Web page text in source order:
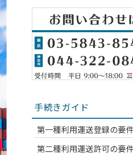
手続きガイド
第一種利用運送登録の要
第二種利用運送許可の要